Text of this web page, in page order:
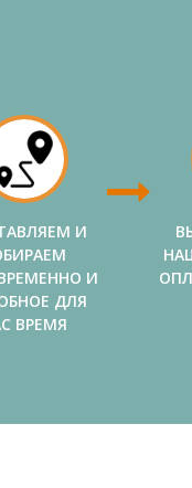
И
И
ДЛЯ
ВРЕМЯ